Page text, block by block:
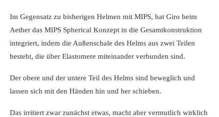
Im Gegensatz zu bisherigen Helmen mit MIPS, hat Giro beim
Aether das MIPS Spherical Konzept in die Gesamtkonstruktion
integriert, indem die Außenschale des Helms aus zwei Teilen
besteht, die über Elastomere miteinander verbunden sind.
Der obere und der untere Teil des Helms sind beweglich und
lassen sich mit den Händen hin und her schieben.
Das irritiert zwar zunächst etwas, macht aber vermutlich wirklich